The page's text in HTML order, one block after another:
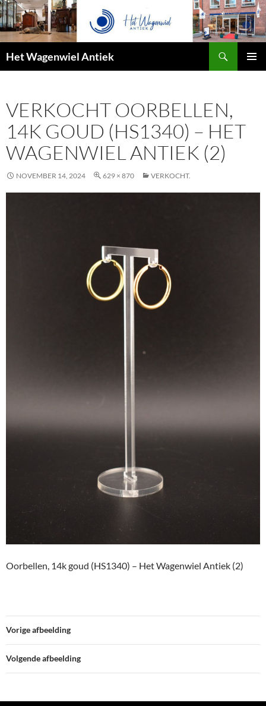
Het Wagenwiel Antiek
VERKOCHT OORBELLEN,
14K GOUD (HS1340) – HET
WAGENWIEL ANTIEK (2)
NOVEMBER 14, 2024 629 × 870 VERKOCHT.
Oorbellen, 14k goud (HS1340) – Het Wagenwiel Antiek (2)
Vorige afbeelding
Volgende afbeelding